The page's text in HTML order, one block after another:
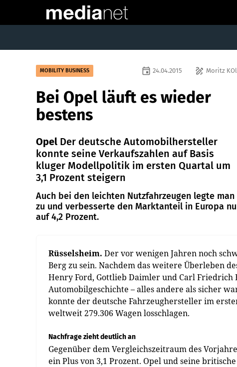
MOBILITY BUSINESS draw Moritz
event 24.04.2015
Bei Opel läuft es wieder
bestens
Opel Der deutsche Automobilhersteller
konnte seine Verkaufszahlen auf Basis
kluger Modellpolitik im ersten Quartal um
3,1 Prozent steigern
Auch bei den leichten Nutzfahrzeugen legte man
zu und verbesserte den Marktanteil in Europa
auf 4,2 Prozent.
Rüsselsheim. Der vor wenigen Jahren noch
Berg zu sein. Nachdem das weitere Überleben
Henry Ford, Gottlieb Daimler und Carl
Automobilgeschichte – alles andere als sicher
konnte der deutsche Fahrzeughersteller im
weltweit 279.306 Wagen los­schlagen.
Nachfrage zieht deutlich an
Gegenüber dem Vergleichszeitraum des
ein Plus von 3,1 Prozent. Opel und seine